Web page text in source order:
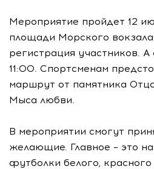
Мероприятие пройдет 12
площади Морского вокзала
регистрация участников.
11:00. Спортсменам
маршрут от памятника
Мыса любви.
В мероприятии смогут
желающие. Главное – это
футболки белого, красного